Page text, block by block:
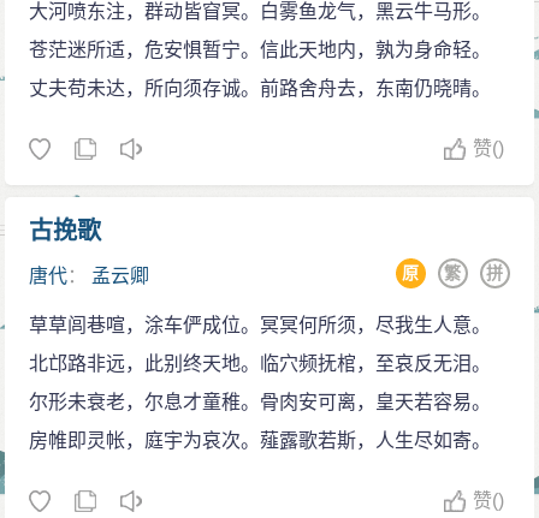
大河喷东注，群动皆窅冥。白雾鱼龙气，黑云牛马形。
苍茫迷所适，危安惧暂宁。信此天地内，孰为身命轻。
丈夫苟未达，所向须存诚。前路舍舟去，东南仍晓晴。
赞()
古挽歌
唐代： 孟云卿 拼
繁
原
草草闾巷喧，涂车俨成位。冥冥何所须，尽我生人意。
北邙路非远，此别终天地。临穴频抚棺，至哀反无泪。
尔形未衰老，尔息才童稚。骨肉安可离，皇天若容易。
房帷即灵帐，庭宇为哀次。薤露歌若斯，人生尽如寄。
赞()